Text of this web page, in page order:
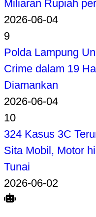
Miliaran Rupiah
2026-06-04
9
Polda Lampung
Crime dalam 19
Diamankan
2026-06-04
10
324 Kasus 3C
Sita Mobil, Motor
Tunai
2026-06-02